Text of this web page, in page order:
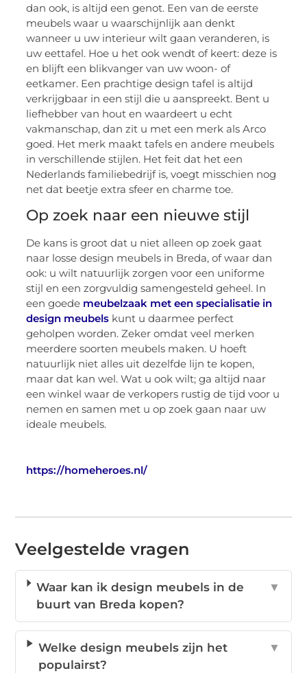
dan ook, is altijd een genot. Een van de eerste
meubels waar u waarschijnlijk aan denkt
wanneer u uw interieur wilt gaan veranderen, is
uw eettafel. Hoe u het ook wendt of keert: deze is
en blijft een blikvanger van uw woon- of
eetkamer. Een prachtige design tafel is altijd
verkrijgbaar in een stijl die u aanspreekt. Bent u
liefhebber van hout en waardeert u echt
vakmanschap, dan zit u met een merk als Arco
goed. Het merk maakt tafels en andere meubels
in verschillende stijlen. Het feit dat het een
Nederlands familiebedrijf is, voegt misschien nog
net dat beetje extra sfeer en charme toe.
Op zoek naar een nieuwe stijl
De kans is groot dat u niet alleen op zoek gaat
naar losse design meubels in Breda, of waar dan
ook: u wilt natuurlijk zorgen voor een uniforme
stijl en een zorgvuldig samengesteld geheel. In
een goede meubelzaak met een specialisatie in
design meubels kunt u daarmee perfect
geholpen worden. Zeker omdat veel merken
meerdere soorten meubels maken. U hoeft
natuurlijk niet alles uit dezelfde lijn te kopen,
maar dat kan wel. Wat u ook wilt; ga altijd naar
een winkel waar de verkopers rustig de tijd voor u
nemen en samen met u op zoek gaan naar uw
ideale meubels.
https://homeheroes.nl/
Veelgestelde vragen
Waar kan ik design meubels in de
buurt van Breda kopen?
▼
Welke design meubels zijn het
populairst?
▼